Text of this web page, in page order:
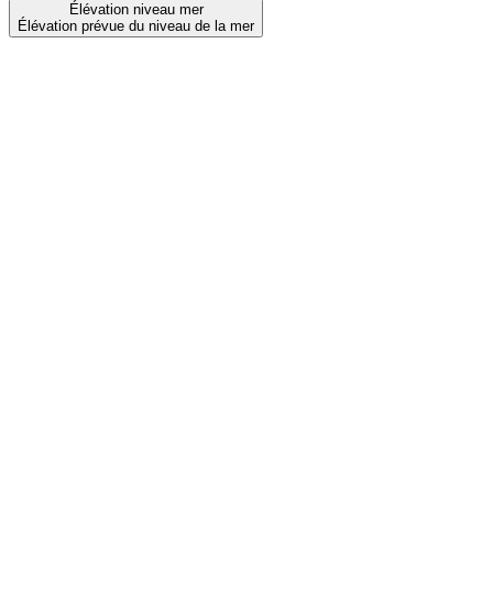
Élévation niveau mer
Élévation prévue du niveau de la mer